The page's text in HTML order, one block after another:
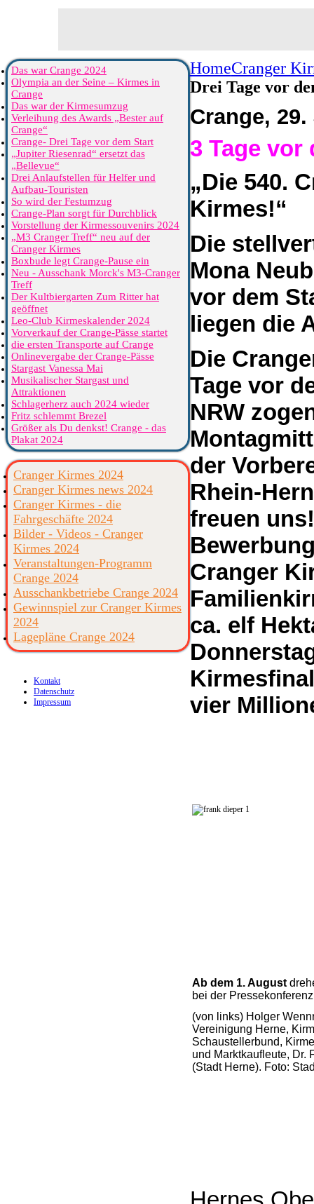
HomeCranger
Drei Tage vor
Crange,
3 Tage vor
„Die 540.
Kirmes!“
Die
Mona
vor dem
liegen die
Die
Tage vor
NRW
der
Rhein-
freuen
Cranger
ca. elf
vier
Ab dem 1. August
bei der
(von links) Holger
Vereinigung Herne,
Schaustellerbund,
und Marktkaufleute, Dr.
(Stadt Herne). Foto:
Das war Crange 2024
Olympia an der Seine – Kirmes in
Crange
Das war der Kirmesumzug
Verleihung des Awards „Bester auf
Crange“
Crange- Drei Tage vor dem Start
„Jupiter Riesenrad“ ersetzt das
„Bellevue“
Drei Anlaufstellen für Helfer und
Aufbau-Touristen
So wird der Festumzug
Crange-Plan sorgt für Durchblick
Vorstellung der Kirmessouvenirs 2024
„M3 Cranger Treff“ neu auf der
Cranger Kirmes
Boxbude legt Crange-Pause ein
Neu - Ausschank Morck's M3-Cranger
Treff
Der Kultbiergarten Zum Ritter hat
geöffnet
Leo-Club Kirmeskalender 2024
Vorverkauf der Crange-Pässe startet
die ersten Transporte auf Crange
Onlinevergabe der Crange-Pässe
Stargast Vanessa Mai
Musikalischer Stargast und
Attraktionen
Schlagerherz auch 2024 wieder
Fritz schlemmt Brezel
Größer als Du denkst! Crange - das
Plakat 2024
Cranger Kirmes 2024
Cranger Kirmes news 2024
Cranger Kirmes - die
Fahrgeschäfte 2024
Bilder - Videos - Cranger
Kirmes 2024
Veranstaltungen-Programm
Crange 2024
Ausschankbetriebe Crange 2024
Gewinnspiel zur Cranger Kirmes
2024
Lagepläne Crange 2024
Kontakt
Datenschutz
Impressum